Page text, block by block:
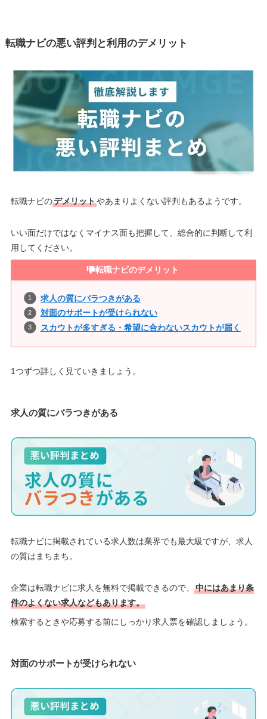
転職ナビの悪い評判と利用のデメリット
転職ナビのデメリットやあまりよくない評判もあるようです。
いい面だけではなくマイナス面も把握して、総合的に判断して利
用してください。
転職ナビのデメリット
求人の質にバラつきがある
対面のサポートが受けられない
スカウトが多すぎる・希望に合わないスカウトが届く
1つずつ詳しく見ていきましょう。
求人の質にバラつきがある
転職ナビに掲載されている求人数は業界でも最大級ですが、求人
の質はまちまち。
企業は転職ナビに求人を無料で掲載できるので、
中にはあまり条
件のよくない求人などもあります。
検索するときや応募する前にしっかり求人票を確認しましょう。
対面のサポートが受けられない